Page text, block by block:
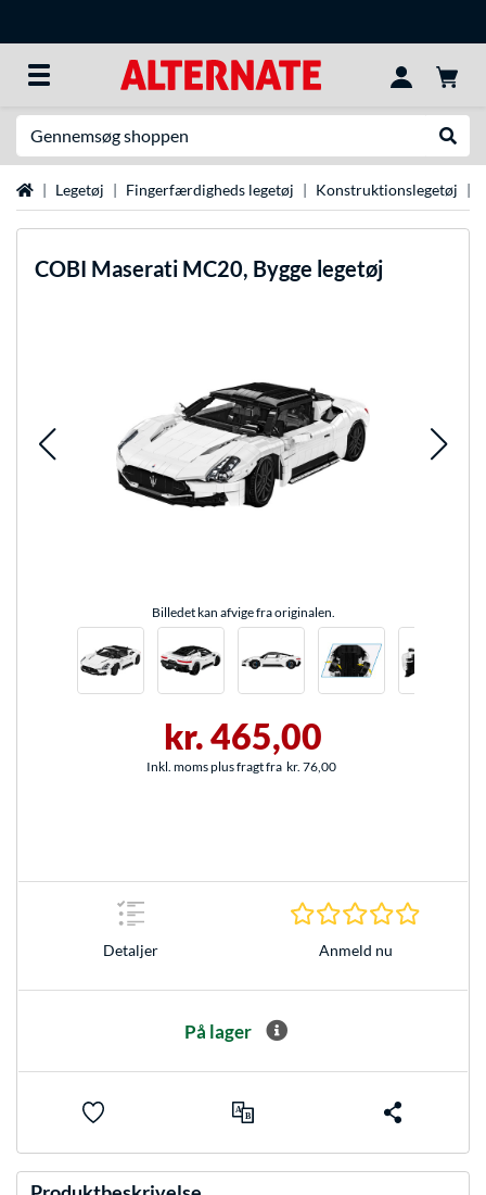
StartsideLegetøj Fingerfærdigheds legetøj Konstruktionslegetøj
COBI Maserati MC20, Bygge legetøj
Billedet kan afvige fra originalen.
kr. 465,00
Inkl. moms plus fragt fra kr. 76,00
Detaljer Anmeld nu
På lager